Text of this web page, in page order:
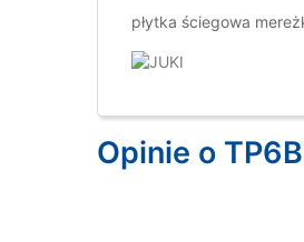
płytka ściegowa
Opinie o